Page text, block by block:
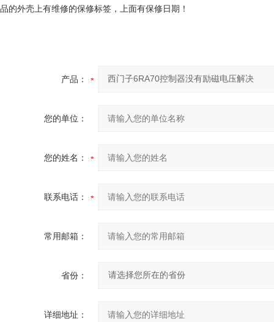
品的外壳上有维修的保修标签，上面有保修日期！
产品：
您的单位：
您的姓名：
联系电话：
常用邮箱：
省份：
详细地址：